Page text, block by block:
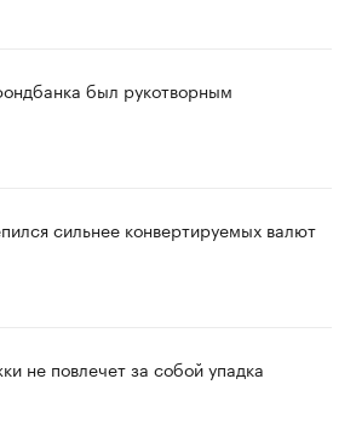
был рукотворным
сильнее конвертируемых валют
не повлечет за собой упадка